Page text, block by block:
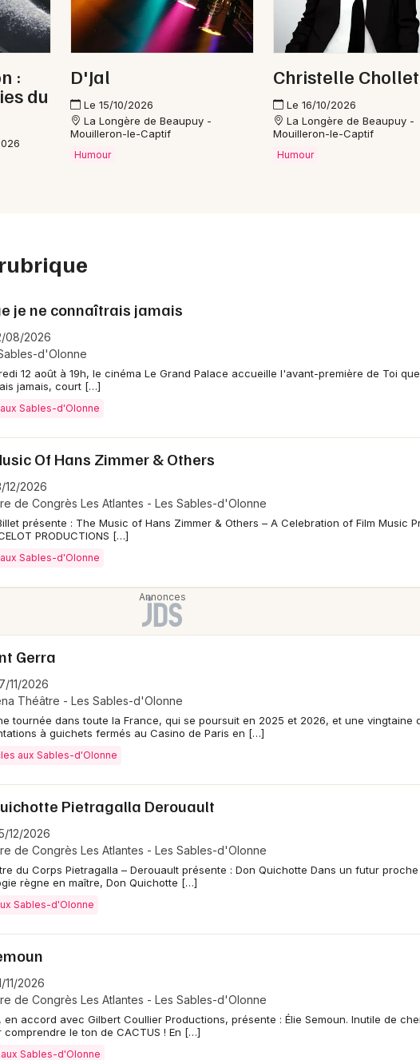
:
du
D'Jal
Le 15/10/2026
La Longère de Beaupuy -
Mouilleron-le-Captif
Humour
Christelle Chollet
Le 16/10/2026
La Longère de Beaupuy -
Mouilleron-le-Captif
Humour
je ne connaîtrais jamais
08/2026
d'Olonne
12 août à 19h, le cinéma Le Grand Palace accueille l'avant-première de Toi
jamais, court […]
Sables-d'Olonne
Of Hans Zimmer & Others
12/2026
de Congrès Les Atlantes - Les Sables-d'Olonne
présente : The Music of Hans Zimmer & Others – A Celebration of Film Music
PRODUCTIONS […]
Sables-d'Olonne
Gerra
11/2026
Théâtre - Les Sables-d'Olonne
tournée dans toute la France, qui se poursuit en 2025 et 2026, et une vingtaine
à guichets fermés au Casino de Paris en […]
aux Sables-d'Olonne
Pietragalla Derouault
12/2026
de Congrès Les Atlantes - Les Sables-d'Olonne
du Corps Pietragalla – Derouault présente : Don Quichotte Dans un futur
règne en maître, Don Quichotte […]
Sables-d'Olonne
11/2026
de Congrès Les Atlantes - Les Sables-d'Olonne
en accord avec Gilbert Coullier Productions, présente : Élie Semoun. Inutile de
comprendre le ton de CACTUS ! En […]
Sables-d'Olonne